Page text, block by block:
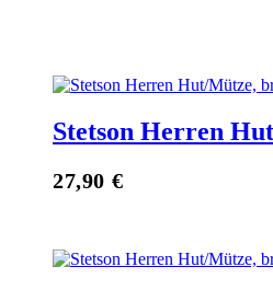
Stetson Herren
27,90 €